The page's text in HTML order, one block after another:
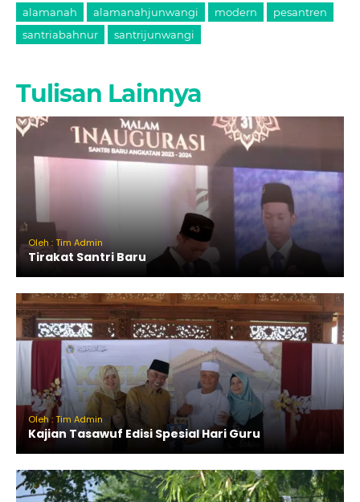
alamanah alamanahjunwangi modern
pesantren
santriabahnur
santrijunwangi
Tulisan Lainnya
Oleh : Tim Admin
Tirakat Santri Baru
Oleh : Tim Admin
Kajian Tasawuf Edisi Spesial Hari Guru